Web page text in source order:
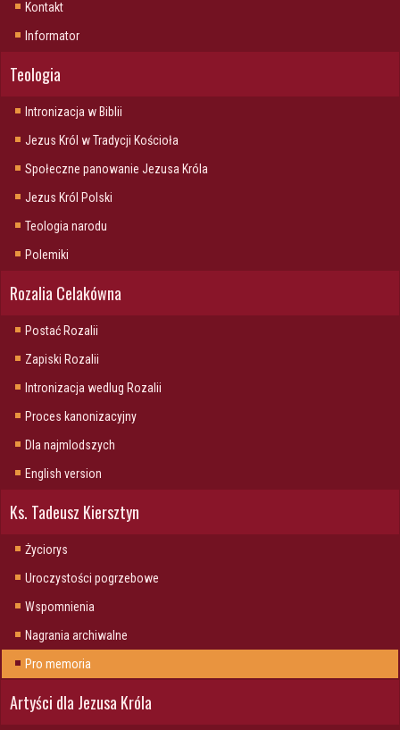
Kontakt
Informator
Teologia
Intronizacja w Biblii
Jezus Król w Tradycji Kościoła
Społeczne panowanie Jezusa Króla
Jezus Król Polski
Teologia narodu
Polemiki
Rozalia Celakówna
Postać Rozalii
Zapiski Rozalii
Intronizacja wedlug Rozalii
Proces kanonizacyjny
Dla najmlodszych
English version
Ks. Tadeusz Kiersztyn
Życiorys
Uroczystości pogrzebowe
Wspomnienia
Nagrania archiwalne
Pro memoria
Artyści dla Jezusa Króla